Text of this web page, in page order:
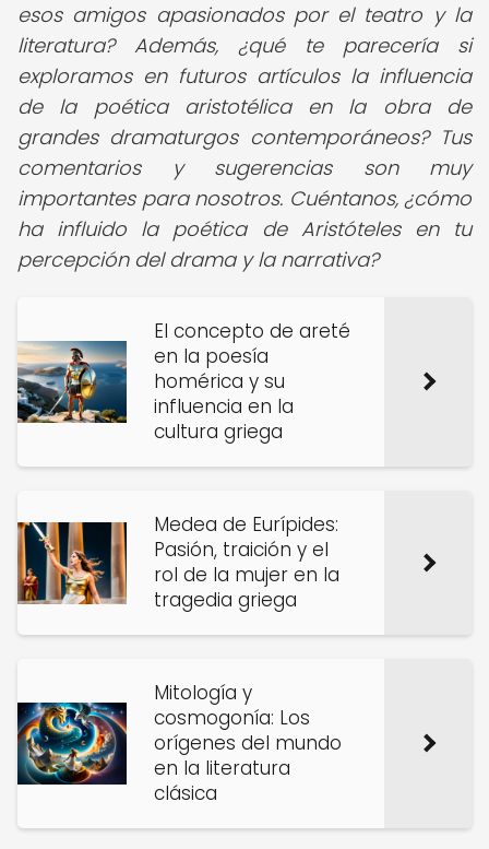
esos amigos apasionados por el teatro y la
literatura? Además, ¿qué te parecería si
exploramos en futuros artículos la influencia
de la poética aristotélica en la obra de
grandes dramaturgos contemporáneos? Tus
comentarios y sugerencias son muy
importantes para nosotros. Cuéntanos, ¿cómo
ha influido la poética de Aristóteles en tu
percepción del drama y la narrativa?
El concepto de areté
en la poesía
homérica y su
influencia en la
cultura griega
Medea de Eurípides:
Pasión, traición y el
rol de la mujer en la
tragedia griega
Mitología y
cosmogonía: Los
orígenes del mundo
en la literatura
clásica